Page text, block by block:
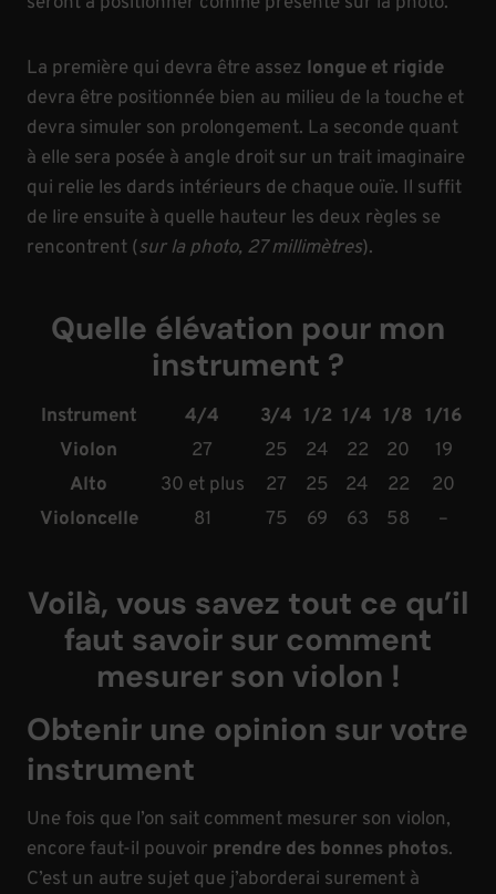
La première qui devra être assez longue et rigide
devra être positionnée bien au milieu de la touche et
devra simuler son prolongement. La seconde quant
à elle sera posée à angle droit sur un trait imaginaire
qui relie les dards intérieurs de chaque ouïe. Il suffit
de lire ensuite à quelle hauteur les deux règles se
rencontrent (sur la photo, 27 millimètres).
Quelle élévation pour mon
instrument ?
Instrument 4/4 3/4 1/2 1/4 1/8 1/16
Violon
27 25 24 22 20
19
Alto
30 et plus 27 25 24 22
20
Violoncelle
81 75 69 63 58 –
Voilà, vous savez tout ce qu’il
faut savoir sur comment
mesurer son violon !
Obtenir une opinion sur votre
instrument
Une fois que l’on sait comment mesurer son violon,
encore faut-il pouvoir prendre des bonnes photos.
C’est un autre sujet que j’aborderai surement à